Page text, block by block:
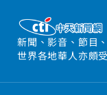
新聞、影音、節目
世界各地華人亦頗